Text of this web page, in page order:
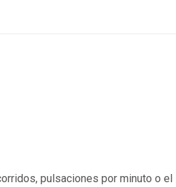
pulsaciones por minuto o el